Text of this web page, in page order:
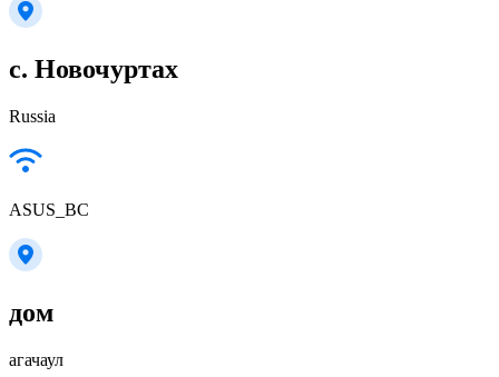
с. Новочуртах
Russia
ASUS_BC
дом
агачаул